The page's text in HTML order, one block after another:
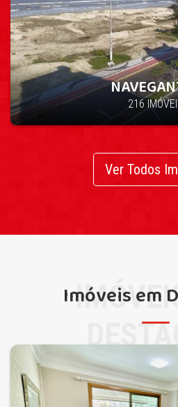
216
Ver Todos
Imóveis em